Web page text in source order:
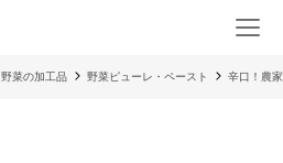
野菜の加工品 野菜ピューレ・ペースト 辛口！農